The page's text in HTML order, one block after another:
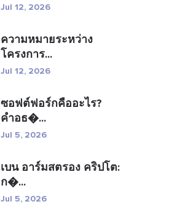
Jul 12, 2026
ความหมายระหว่าง
โครงการ...
Jul 12, 2026
ซอฟต์ฟอร์กคืออะไร?
คำอธ�...
Jul 5, 2026
เบน อาร์มสตรอง คริปโต:
ก�...
Jul 5, 2026